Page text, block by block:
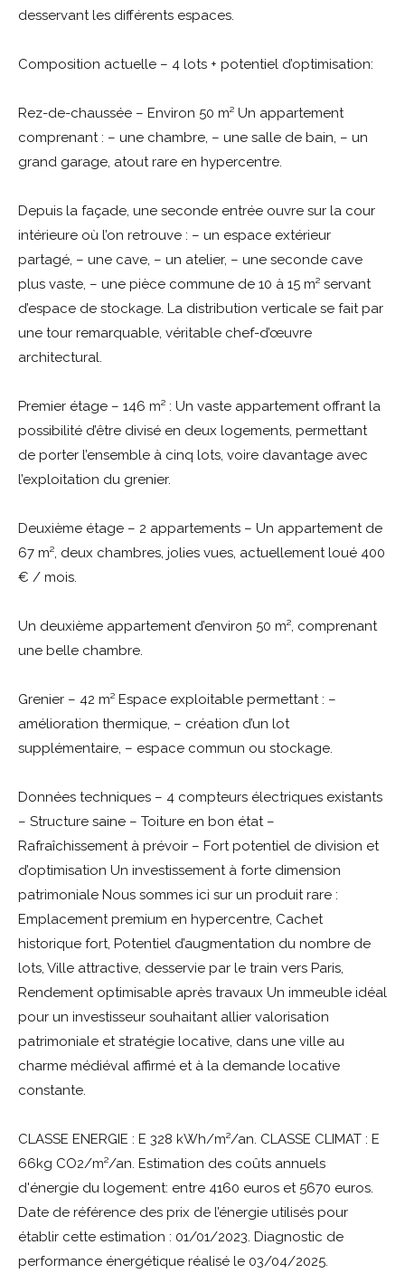
desservant les différents espaces.
Composition actuelle – 4 lots + potentiel d’optimisation:
Rez-de-chaussée – Environ 50 m² Un appartement
comprenant : – une chambre, – une salle de bain, – un
grand garage, atout rare en hypercentre.
Depuis la façade, une seconde entrée ouvre sur la cour
intérieure où l’on retrouve : – un espace extérieur
partagé, – une cave, – un atelier, – une seconde cave
plus vaste, – une pièce commune de 10 à 15 m² servant
d’espace de stockage. La distribution verticale se fait par
une tour remarquable, véritable chef-d’œuvre
architectural.
Premier étage – 146 m² : Un vaste appartement offrant la
possibilité d’être divisé en deux logements, permettant
de porter l’ensemble à cinq lots, voire davantage avec
l’exploitation du grenier.
Deuxième étage – 2 appartements – Un appartement de
67 m², deux chambres, jolies vues, actuellement loué 400
€ / mois.
Un deuxième appartement d’environ 50 m², comprenant
une belle chambre.
Grenier – 42 m² Espace exploitable permettant : –
amélioration thermique, – création d’un lot
supplémentaire, – espace commun ou stockage.
Données techniques – 4 compteurs électriques existants
– Structure saine – Toiture en bon état –
Rafraîchissement à prévoir – Fort potentiel de division et
d’optimisation Un investissement à forte dimension
patrimoniale Nous sommes ici sur un produit rare :
Emplacement premium en hypercentre, Cachet
historique fort, Potentiel d’augmentation du nombre de
lots, Ville attractive, desservie par le train vers Paris,
Rendement optimisable après travaux Un immeuble idéal
pour un investisseur souhaitant allier valorisation
patrimoniale et stratégie locative, dans une ville au
charme médiéval affirmé et à la demande locative
constante.
CLASSE ENERGIE : E 328 kWh/m²/an. CLASSE CLIMAT : E
66kg CO2/m²/an. Estimation des coûts annuels
d'énergie du logement: entre 4160 euros et 5670 euros.
Date de référence des prix de l’énergie utilisés pour
établir cette estimation : 01/01/2023. Diagnostic de
performance énergétique réalisé le 03/04/2025.